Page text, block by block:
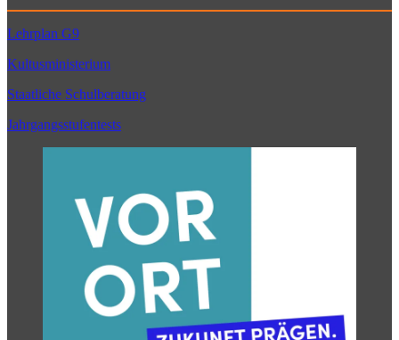
Lehrplan G9
Kultusministerium
Staatliche Schulberatung
Jahrgangsstufentests